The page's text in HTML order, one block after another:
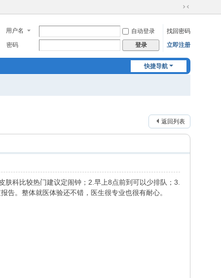
切
到
窄
用户名 自动登录
找回密码
密码
登录 立即注册
快捷导航
返回列表
科比较热门建议定闹钟；2.早上8点前到可以少排队；3.
告。整体就医体验还不错，医生很专业也很有耐心。